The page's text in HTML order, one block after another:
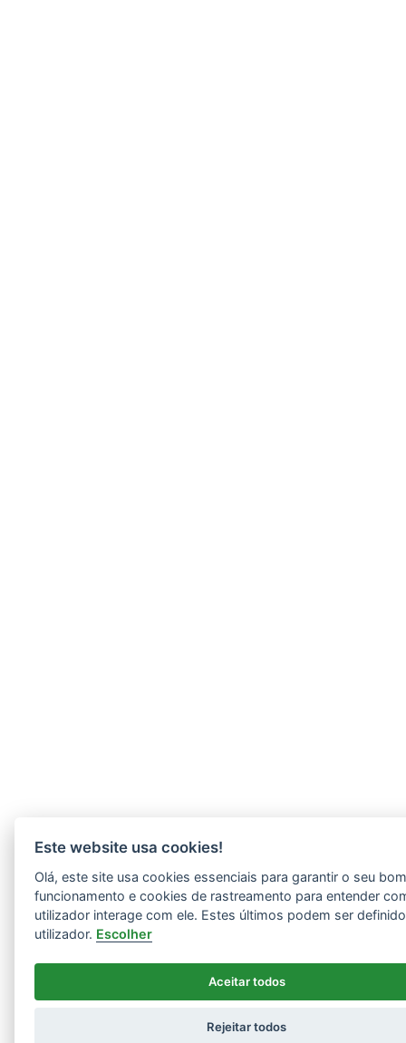
Este website usa cookies!
Olá, este site usa cookies essenciais para garantir o seu
funcionamento e cookies de rastreamento para entender
utilizador interage com ele. Estes últimos podem ser
utilizador. Escolher
Aceitar todos
Rejeitar todos